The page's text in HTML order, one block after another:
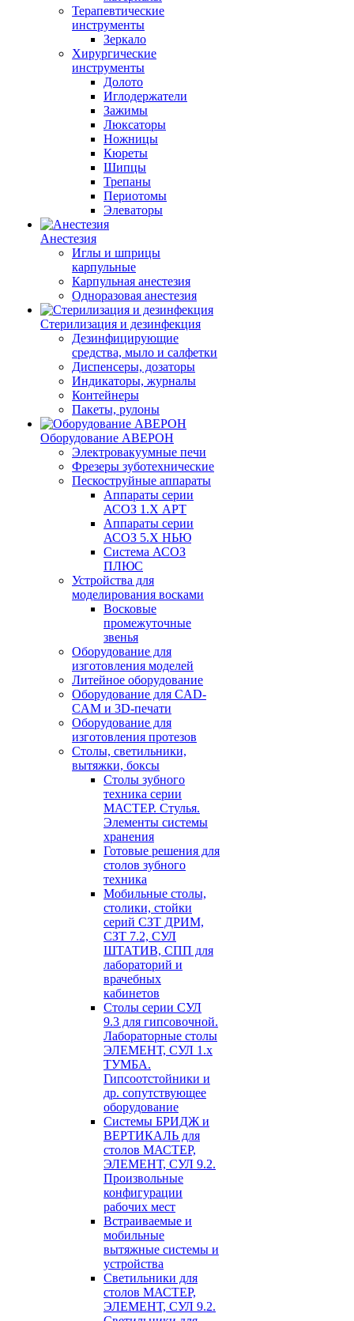
Терапевтические
инструменты
Зеркало
Хирургические
инструменты
Долото
Иглодержатели
Зажимы
Люксаторы
Ножницы
Кюреты
Шипцы
Трепаны
Периотомы
Элеваторы
Анестезия
Иглы и шприцы
карпульные
Карпульная анестезия
Одноразовая анестезия
Стерилизация и дезинфекция
Дезинфицирующие
средства, мыло и салфетки
Диспенсеры, дозаторы
Индикаторы, журналы
Контейнеры
Пакеты, рулоны
Оборудование АВЕРОН
Электровакуумные печи
Фрезеры зуботехнические
Пескоструйные аппараты
Аппараты серии
АСОЗ 1.Х АРТ
Аппараты серии
АСОЗ 5.Х НЬЮ
Система АСОЗ
ПЛЮС
Устройства для
моделирования восками
Восковые
промежуточные
звенья
Оборудование для
изготовления моделей
Литейное оборудование
Оборудование для CAD-
CAM и 3D-печати
Оборудование для
изготовления протезов
Cтолы, светильники,
вытяжки, боксы
Столы зубного
техника серии
МАСТЕР. Стулья.
Элементы системы
хранения
Готовые решения для
столов зубного
техника
Мобильные столы,
столики, стойки
серий СЗТ ДРИМ,
СЗТ 7.2, СУЛ
ШТАТИВ, СПП для
лабораторий и
врачебных
кабинетов
Столы серии СУЛ
9.3 для гипсовочной.
Лабораторные столы
ЭЛЕМЕНТ, СУЛ 1.х
ТУМБА.
Гипсоотстойники и
др. сопутствующее
оборудование
Системы БРИДЖ и
ВЕРТИКАЛЬ для
столов МАСТЕР,
ЭЛЕМЕНТ, СУЛ 9.2.
Произвольные
конфигурации
рабочих мест
Встраиваемые и
мобильные
вытяжные системы и
устройства
Светильники для
столов МАСТЕР,
ЭЛЕМЕНТ, СУЛ 9.2.